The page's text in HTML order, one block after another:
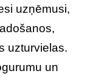
uzņēmusi,
uzturvielas.
un